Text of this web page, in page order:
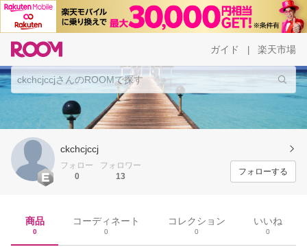
ガイド 楽天市場
ckchcjccj
フォロー
0
フォロワー
13
フォローする
商品
0
コーディネート
0
コレクション
0
いいね
0